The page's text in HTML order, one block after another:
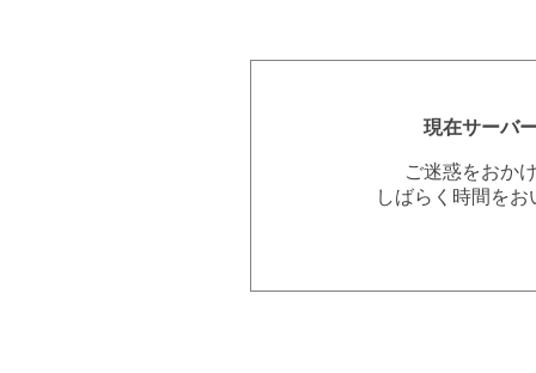
現在サーバ
ご迷惑をおか
しばらく時間を